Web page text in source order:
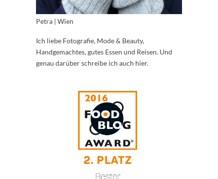
Petra | Wien
Ich liebe Fotografie, Mode & Beauty,
Handgemachtes, gutes Essen und Reisen. Und
genau darüber schreibe ich auch hier.